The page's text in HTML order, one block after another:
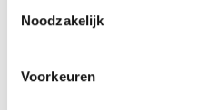
Noodzakelijk
Voorkeuren
deze artikelen vind je